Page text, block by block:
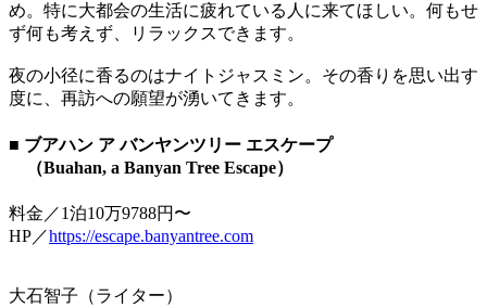
め。特に大都会の生活に疲れている人に来てほしい。何もせ
ず何も考えず、リラックスできます。
夜の小径に香るのはナイトジャスミン。その香りを思い出す
度に、再訪への願望が湧いてきます。
■ ブアハン ア バンヤンツリー エスケープ
（Buahan, a Banyan Tree Escape）
料金／1泊10万9788円〜
HP／https://escape.banyantree.com
大石智子（ライター）